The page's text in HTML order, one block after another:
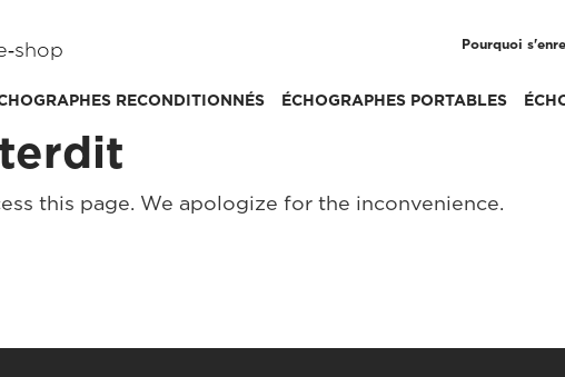
Pourquoi
RECONDITIONNÉS ÉCHOGRAPHES PORTABLES
this page. We apologize for the inconvenience.